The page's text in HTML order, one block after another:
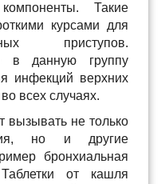
Такие
курсами для
приступов.
в данную группу
инфекций верхних
всех случаях.
вызывать не только
но и другие
бронхиальная
от кашля